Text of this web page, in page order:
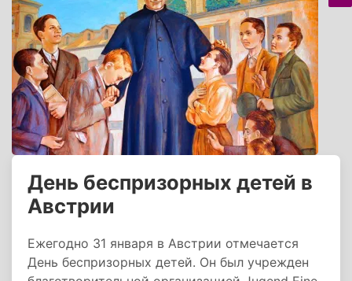
День беспризорных детей в
Австрии
Ежегодно 31 января в Австрии отмечается
День беспризорных детей. Он был учрежден